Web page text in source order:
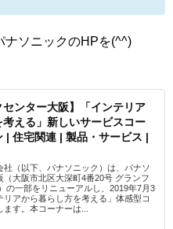
ナソニックのHPを(^^)
センター大阪】「インテリア
える」新しいサービスコー
| 住宅関連 | 製品・サービス |
社（以下、パナソニック）は、パナソ
（大阪市北区大深町4番20号 グランフ
の一部をリニューアルし、2019年7月3
リアから暮らし方を考える」体感型コ
す。本コーナーは...